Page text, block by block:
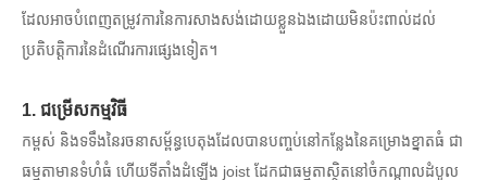
ដែលអាចបំពេញតម្រូវការនៃការសាងសង់ដោយខ្លួនឯងដោយមិនប៉ះពាល់ដល់
ប្រតិបត្តិការនៃដំណើរការផ្សេងទៀត។
1. ជម្រើសកម្មវិធី
កម្ពស់ និងទទឹងនៃរចនាសម្ព័ន្ធបេតុងដែលបានបញ្ចប់នៅកន្លែងនៃគម្រោងខ្នាតធំ ជា
ធម្មតាមានទំហំធំ ហើយទីតាំងដំឡើង joist ដែកជាធម្មតាស្ថិតនៅចំកណ្តាលដំបូល